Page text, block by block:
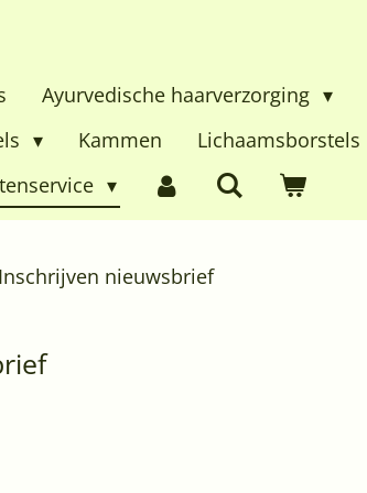
Ayurvedische haarverzorging
Kammen Lichaamsborstels
Inschrijven nieuwsbrief